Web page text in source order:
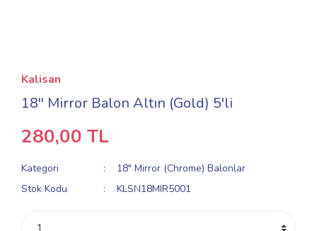
Kalisan
18'' Mirror Balon Altın (Gold) 5'li
280,00 TL
Kategori
18" Mirror (Chrome) Balonlar
Stok Kodu
KLSN18MIR5001